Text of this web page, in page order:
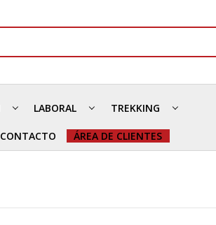
LABORAL TREKKING
CONTACTO ÁREA DE CLIENTES